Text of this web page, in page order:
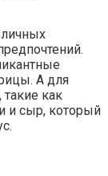
А для
как
и сыр, который